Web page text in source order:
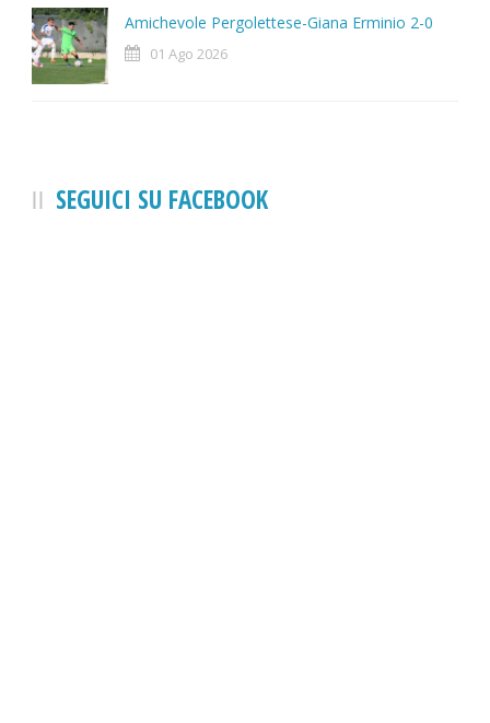
Amichevole Pergolettese-Giana Erminio 2-0
01 Ago 2026
SEGUICI SU FACEBOOK